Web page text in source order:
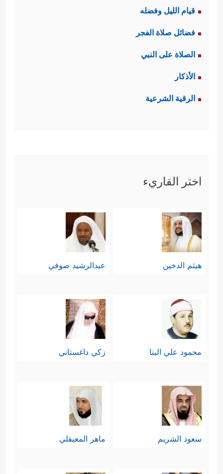
قيام الليل وفضله
فضائل صلاة الفجر
الصلاة على النبي
الأذكار
الرقية الشرعية
اختر القاريء
هيثم الدخين عبدالرشيد صوفي
محمود علي البنا زكي داغستاني
سعود الشريم ماهر المعيقلي